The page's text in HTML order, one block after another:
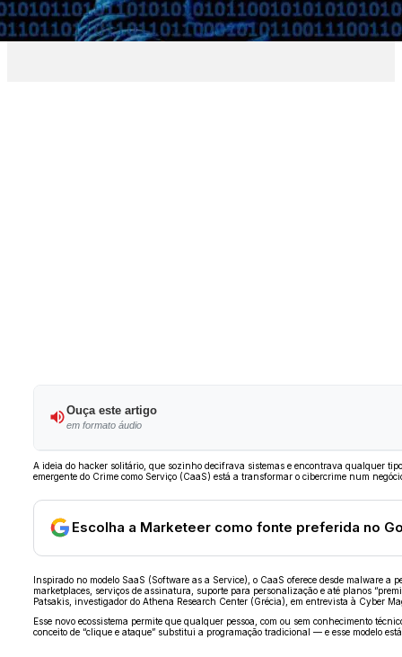
Ouça este artigo
em formato áudio
A ideia do hacker solitário, que sozinho decifrava sistemas e encontrava qualquer
emergente do Crime como Serviço (CaaS) está a transformar o cibercrime num
Escolha a Marketeer como fonte preferida no
Inspirado no modelo SaaS (Software as a Service), o CaaS oferece desde malware
marketplaces, serviços de assinatura, suporte para personalização e até planos
Patsakis, investigador do Athena Research Center (Grécia), em entrevista à Cyber
Esse novo ecossistema permite que qualquer pessoa, com ou sem conhecimento
conceito de “clique e ataque” substitui a programação tradicional — e esse modelo